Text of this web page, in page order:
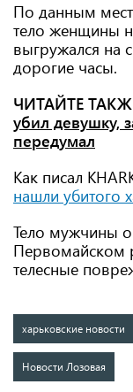
По данным
тело женщины
выгружался на
дорогие часы.
ЧИТАЙТЕ
убил девушку,
передумал
Как писал
нашли убитого
Тело мужчины
Первомайском
телесные
харьковские новости
Новости Лозовая